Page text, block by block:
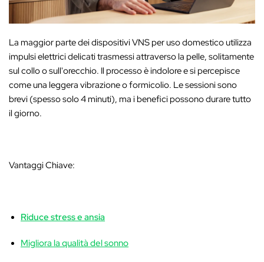
La maggior parte dei dispositivi VNS per uso domestico utilizza
impulsi elettrici delicati trasmessi attraverso la pelle, solitamente
sul collo o sull'orecchio. Il processo è indolore e si percepisce
come una leggera vibrazione o formicolio. Le sessioni sono
brevi (spesso solo 4 minuti), ma i benefici possono durare tutto
il giorno.
Vantaggi Chiave:
Riduce stress e ansia
Migliora la qualità del sonno